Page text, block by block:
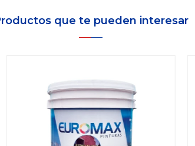
que te pueden interesar